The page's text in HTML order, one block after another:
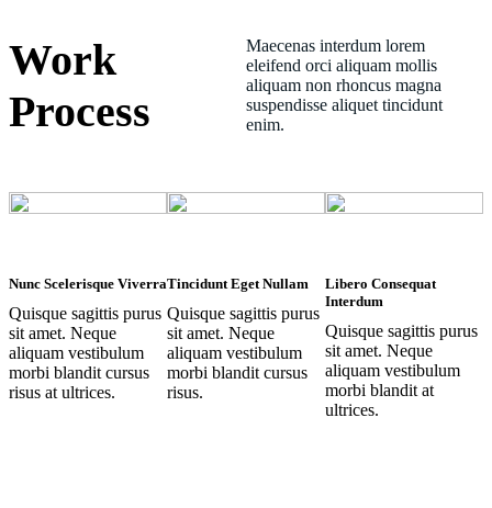
Work
Process
Maecenas interdum lorem
eleifend orci aliquam mollis
aliquam non rhoncus magna
suspendisse aliquet tincidunt
enim.
Nunc Scelerisque Viverra
Quisque sagittis purus
sit amet. Neque
aliquam vestibulum
morbi blandit cursus
risus at ultrices.
Tincidunt Eget Nullam
Quisque sagittis purus
sit amet. Neque
aliquam vestibulum
morbi blandit cursus
risus.
Libero Consequat
Interdum
Quisque sagittis purus
sit amet. Neque
aliquam vestibulum
morbi blandit at
ultrices.